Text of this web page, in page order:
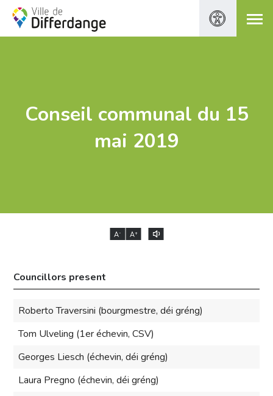
Conseil communal du 15
mai 2019
A- A+
Councillors present
Roberto Traversini (bourgmestre, déi gréng)
Tom Ulveling (1er échevin, CSV)
Georges Liesch (échevin, déi gréng)
Laura Pregno (échevin, déi gréng)